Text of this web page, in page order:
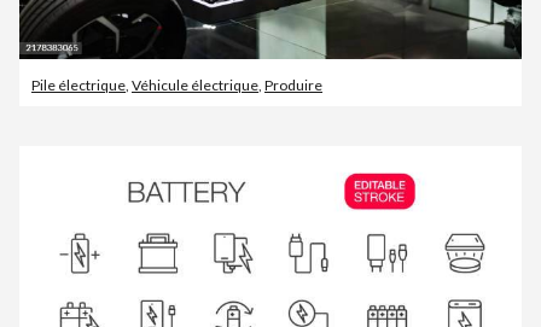
Pile électrique Véhicule électrique Produire